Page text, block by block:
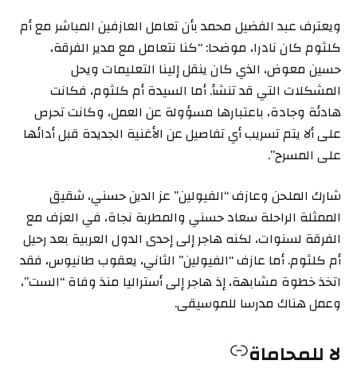
ويعترف عبد الفضيل محمد بأن تعامل العازفين المباشر مع أم
كلثوم كان نادرا، موضحا: “كنا نتعامل مع مدير الفرقة،
حسين معوض، الذي كان ينقل إلينا التعليمات ويحل
المشكلات التي قد تنشأ. أما السيدة أم كلثوم، فكانت
هادئة وجادة، باعتبارها مسؤولة عن العمل، وكانت تحرص
على ألا يتم تسريب أي تفاصيل عن الأغنية الجديدة قبل أدائها
على المسرح”.
شارك الملحن وعازف “الفيولين” عز الدين حسني، شقيق
الممثلة الراحلة سعاد حسني والمطربة نجاة، في العزف مع
الفرقة لسنوات، لكنه هاجر إلى إحدى الدول العربية بعد رحيل
أم كلثوم. أما عازف “الفيولين” الثاني، يعقوب طانيوس، فقد
اتخذ خطوة مشابهة، إذ هاجر إلى أستراليا منذ وفاة “الست”،
وعمل هناك مدرسا للموسيقى.
لا للمحاماة